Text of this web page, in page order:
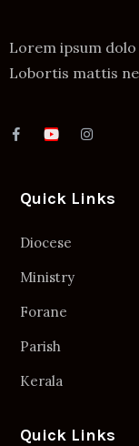
Lorem ipsum
Lobortis mattis
Quick Links
Diocese
Ministry
Forane
Parish
Kerala
Quick Links